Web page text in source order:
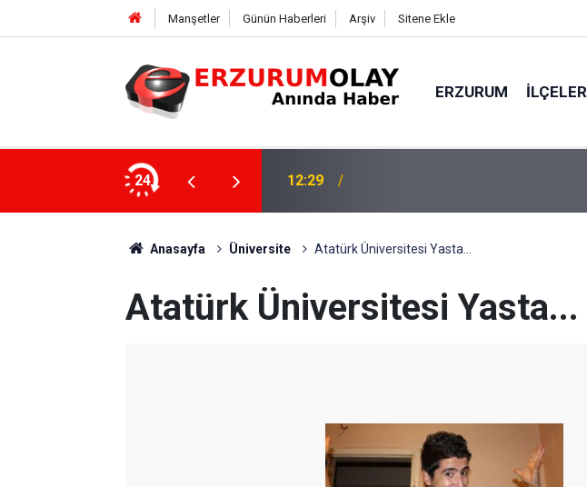
Manşetler Günün Haberleri Arşiv Sitene Ekle
ERZURUM İLÇELER
24 12:25
Anasayfa Üniversite Atatürk Üniversitesi Yasta...
Atatürk Üniversitesi Yasta...